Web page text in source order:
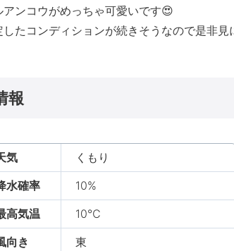
ンコウがめっちゃ可愛いです😍
たコンディションが続きそうなので是非見
報
気
くもり
水確率
10%
高気温
10℃
向き
東